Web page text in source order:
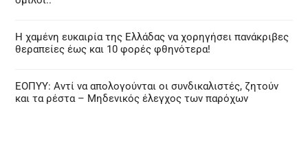
Η χαμένη ευκαιρία της Ελλάδας να χορηγήσει πανάκριβες
θεραπείες έως και 10 φορές φθηνότερα!
ΕΟΠΥΥ: Αντί να απολογούνται οι συνδικαλιστές, ζητούν
και τα ρέστα – Μηδενικός έλεγχος των παρόχων